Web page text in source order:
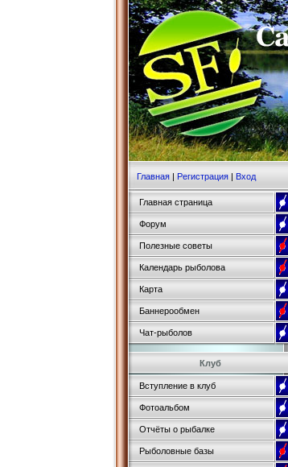
Главная | Регистрация | Вход
Главная страница
Форум
Полезные советы
Календарь рыболова
Карта
Баннерообмен
Чат-рыболов
Клуб
Вступление в клуб
Фотоальбом
Отчёты о рыбалке
Рыболовные базы